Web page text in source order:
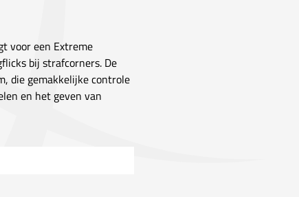
voor een Extreme
bij strafcorners. De
die gemakkelijke controle
en het geven van